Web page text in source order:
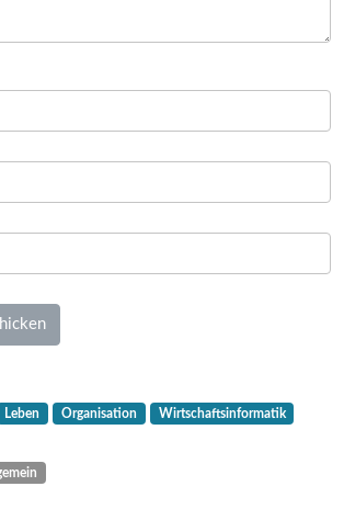
Leben Organisation Wirtschaftsinformatik